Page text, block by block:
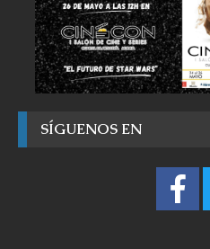
SÍGUENOS EN